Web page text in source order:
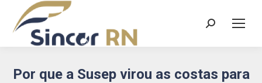
Search:
Por que a Susep virou as costas para